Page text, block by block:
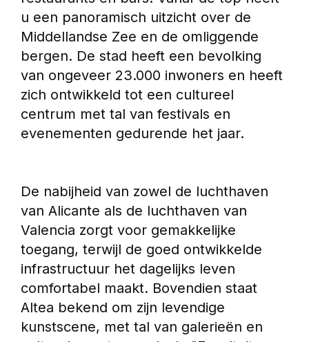
u een panoramisch uitzicht over de
Middellandse Zee en de omliggende
bergen. De stad heeft een bevolking
van ongeveer 23.000 inwoners en heeft
zich ontwikkeld tot een cultureel
centrum met tal van festivals en
evenementen gedurende het jaar.
De nabijheid van zowel de luchthaven
van Alicante als de luchthaven van
Valencia zorgt voor gemakkelijke
toegang, terwijl de goed ontwikkelde
infrastructuur het dagelijks leven
comfortabel maakt. Bovendien staat
Altea bekend om zijn levendige
kunstscene, met tal van galerieën en